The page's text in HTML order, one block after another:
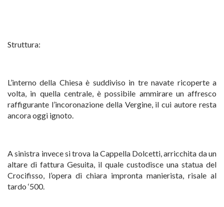
Struttura:
L’interno della Chiesa è suddiviso in tre navate ricoperte a
volta, in quella centrale, è possibile ammirare un affresco
raffigurante l’incoronazione della Vergine, il cui autore resta
ancora oggi ignoto.
A sinistra invece si trova la Cappella Dolcetti, arricchita da un
altare di fattura Gesuita, il quale custodisce una statua del
Crocifisso, l’opera di chiara impronta manierista, risale al
tardo ‘500.